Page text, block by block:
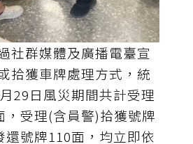
社群媒體及廣播電臺宣
拾獲車牌處理方式，統
29日風災期間共計受理
，受理(含員警)拾獲號牌
還號牌110面，均立即依